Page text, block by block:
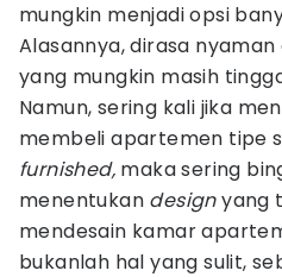
mungkin menjadi opsi
Alasannya, dirasa
yang mungkin masih
Namun, sering kali jika
membeli apartemen tipe
furnished, maka sering
menentukan designyang
mendesain kamar
bukanlah hal yang sulit,